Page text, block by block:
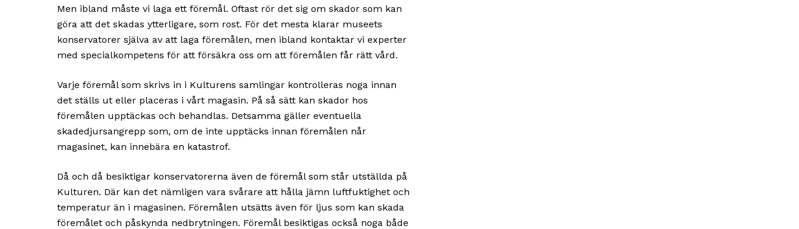
Men ibland måste vi laga ett föremål. Oftast rör det sig om skador som kan
göra att det skadas ytterligare, som rost. För det mesta klarar museets
konservatorer själva av att laga föremålen, men ibland kontaktar vi experter
med specialkompetens för att försäkra oss om att föremålen får rätt vård.
Varje föremål som skrivs in i Kulturens samlingar kontrolleras noga innan
det ställs ut eller placeras i vårt magasin. På så sätt kan skador hos
föremålen upptäckas och behandlas. Detsamma gäller eventuella
skadedjursangrepp som, om de inte upptäcks innan föremålen når
magasinet, kan innebära en katastrof.
Då och då besiktigar konservatorerna även de föremål som står utställda på
Kulturen. Där kan det nämligen vara svårare att hålla jämn luftfuktighet och
temperatur än i magasinen. Föremålen utsätts även för ljus som kan skada
föremålet och påskynda nedbrytningen. Föremål besiktigas också noga både